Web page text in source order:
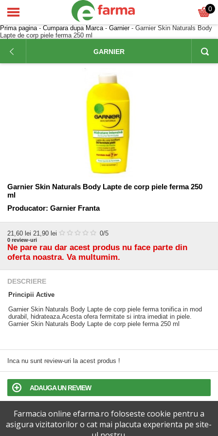
0
Prima pagina- Cumpara dupa Marca- Garnier- Garnier Skin Naturals Body
Lapte de corp piele ferma 250 ml
GARNIER
Garnier Skin Naturals Body Lapte de corp piele ferma 250
ml
Producator: Garnier Franta
21,60 lei 21,90 lei 0/5
0 review-uri
Ne pare rau dar acest produs nu face parte din
oferta noastra. Va multumim.
DESCRIERE
Principii Active
Garnier Skin Naturals Body Lapte de corp piele ferma tonifica in mod
durabil, hidrateaza.Acesta ofera fermitate si intra imediat in piele.
Garnier Skin Naturals Body Lapte de corp piele ferma 250 ml
Inca nu sunt review-uri la acest produs !
ADAUGA UN REVIEW
TERMENI SI CONDITII
Farmacia online efarma.ro foloseste cookie pentru a
asigura vizitatorilor o cat mai placuta experienta pe site-